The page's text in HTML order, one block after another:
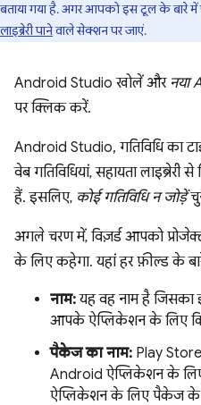
बताया गया है. अगर आपको इस टूल के बारे
लाइब्रेरी पानेवाले सेक्शन पर जाएं.
Android Studio खोलें और नया
पर क्लिक करें.
Android Studio, गतिविधि का
वेब गतिविधियां, सहायता लाइब्रेरी
हैं. इसलिए, कोई गतिविधि न जोड़ें
अगले चरण में, विज़र्ड आपको
के लिए कहेगा. यहां हर फ़ील्ड के
नाम:यह वह नाम है जिसका
आपके ऐप्लिकेशन के लिए
पैकेज का नाम: Play
Android ऐप्लिकेशन के
ऐप्लिकेशन के लिए पैकेज के